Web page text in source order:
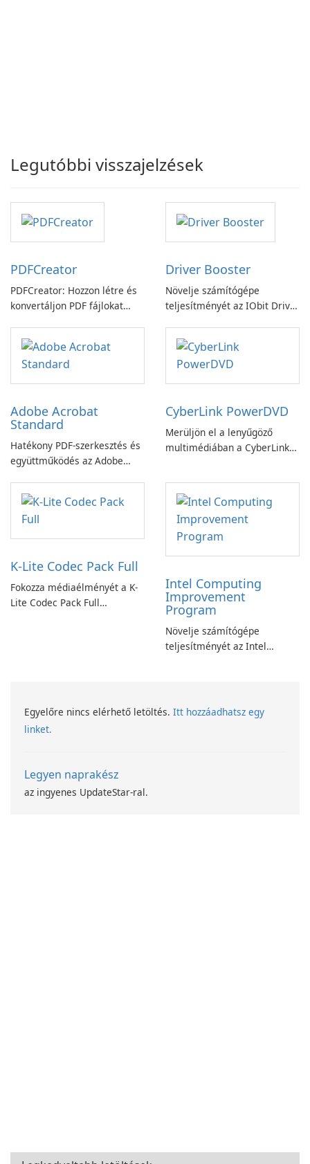
Legutóbbi visszajelzések
PDFCreator
PDFCreator: Hozzon létre és
konvertáljon PDF fájlokat
Driver Booster
Növelje számítógépe
teljesítményét az IObit Driver
Adobe Acrobat
Standard
Hatékony PDF-szerkesztés és
együttműködés az Adobe
alkalmazással.
CyberLink PowerDVD
Merüljön el a lenyűgöző
multimédiában a CyberLink
K-Lite Codec Pack Full
Fokozza médiaélményét a K-
Lite Codec Pack Full
Intel Computing
Improvement
Program
Növelje számítógépe
teljesítményét az Intel
Egyelőre nincs elérhető letöltés. Itt hozzáadhatsz egy
linket.
Legyen naprakész
az ingyenes UpdateStar-ral.